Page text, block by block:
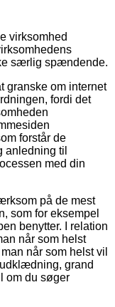
virksomhed
særlig spændende.
granske om internet
fordi det
forstår de
til
med din
på de mest
som for eksempel
benytter. I relation
når som helst
når som helst vil
grand
om du søger